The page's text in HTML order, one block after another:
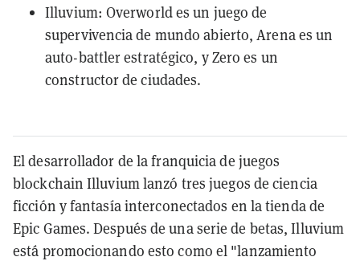
Illuvium: Overworld es un juego de
supervivencia de mundo abierto, Arena es un
auto-battler estratégico, y Zero es un
constructor de ciudades.
El desarrollador de la franquicia de juegos
blockchain Illuvium lanzó tres juegos de ciencia
ficción y fantasía interconectados en la tienda de
Epic Games. Después de una serie de betas, Illuvium
está promocionando esto como el "lanzamiento